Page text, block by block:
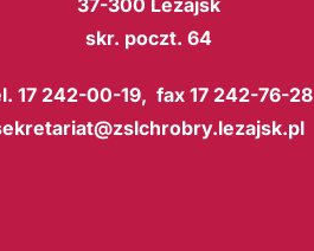
37-300 Leżajsk
skr. poczt. 64
17 242-00-19, fax 17 242-76-28